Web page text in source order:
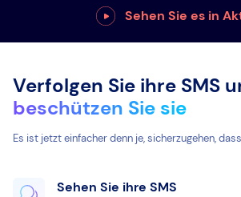
Sehen Sie es in
Verfolgen Sie ihre SMS
beschützen Sie sie
Es ist jetzt einfacher denn je, sicherzugehen,
Sehen Sie ihre SMS